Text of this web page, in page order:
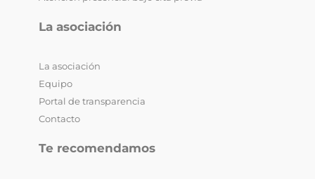
La asociación
La asociación
Equipo
Portal de transparencia
Contacto
Te recomendamos